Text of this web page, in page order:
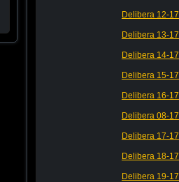
Delibera 12-17
Delibera 13-17
Delibera 14-17
Delibera 15-17
Delibera 16-17
Delibera 08-17
Delibera 17-17
Delibera 18-17
Delibera 19-17